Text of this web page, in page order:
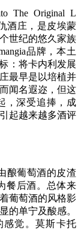
The Original L
酒庄，是皮埃蒙
世纪的悠久家族
品牌，本土
：将卡内利发展
最早是以培植并
闻名遐迩，但这
，深受追捧，成
起越来越多酒评
酿葡萄酒的皮渣
餐后酒。总体来
葡萄酒的风格影
的单宁及酸感。
感觉。莫斯卡托